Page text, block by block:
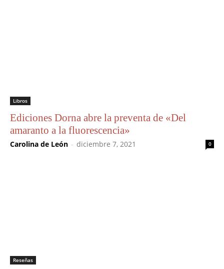
Libros
Ediciones Dorna abre la preventa de «Del
amaranto a la fluorescencia»
Carolina de León - diciembre 7, 2021 0
Reseñas